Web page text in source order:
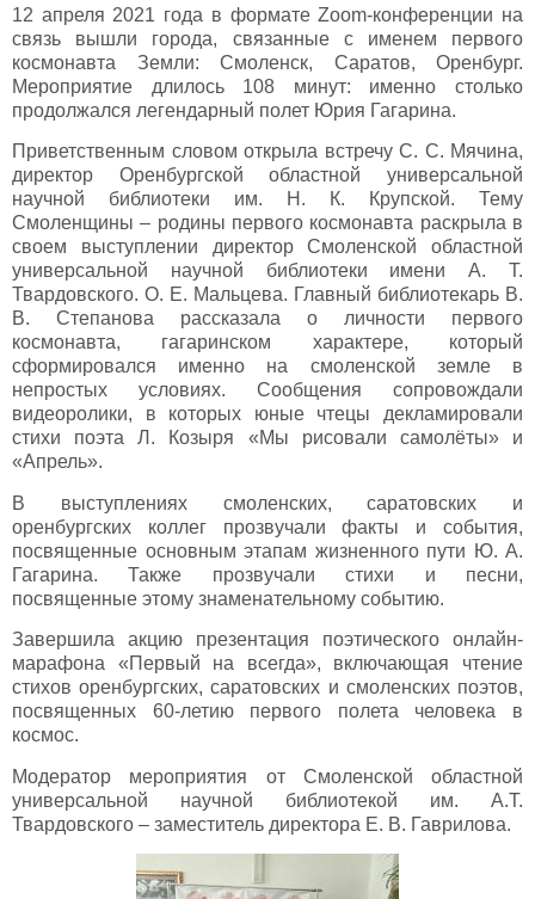
12 апреля 2021 года в формате Zoom-конференции на
связь вышли города, связанные с именем первого
космонавта Земли: Смоленск, Саратов, Оренбург.
Мероприятие длилось 108 минут: именно столько
продолжался легендарный полет Юрия Гагарина.
Приветственным словом открыла встречу С. С. Мячина,
директор Оренбургской областной универсальной
научной библиотеки им. Н. К. Крупской. Тему
Смоленщины – родины первого космонавта раскрыла в
своем выступлении директор Смоленской областной
универсальной научной библиотеки имени А. Т.
Твардовского. О. Е. Мальцева. Главный библиотекарь В.
В. Степанова рассказала о личности первого
космонавта, гагаринском характере, который
сформировался именно на смоленской земле в
непростых условиях. Сообщения сопровождали
видеоролики, в которых юные чтецы декламировали
стихи поэта Л. Козыря «Мы рисовали самолёты» и
«Апрель».
В выступлениях смоленских, саратовских и
оренбургских коллег прозвучали факты и события,
посвященные основным этапам жизненного пути Ю. А.
Гагарина. Также прозвучали стихи и песни,
посвященные этому знаменательному событию.
Завершила акцию презентация поэтического онлайн-
марафона «Первый на всегда», включающая чтение
стихов оренбургских, саратовских и смоленских поэтов,
посвященных 60-летию первого полета человека в
космос.
Модератор мероприятия от Смоленской областной
универсальной научной библиотекой им. А.Т.
Твардовского – заместитель директора Е. В. Гаврилова.